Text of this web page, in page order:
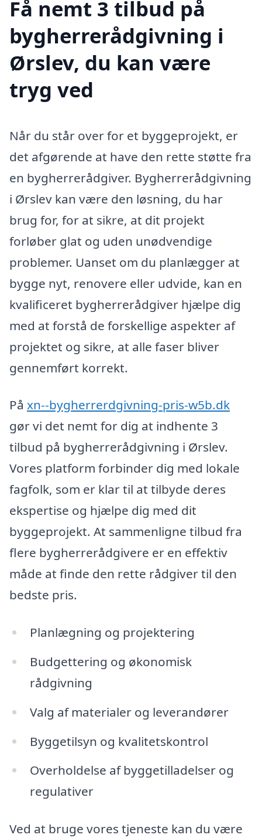
Få nemt 3 tilbud på
bygherrerådgivning i
Ørslev, du kan være
tryg ved
Når du står over for et byggeprojekt, er
det afgørende at have den rette støtte fra
en bygherrerådgiver. Bygherrerådgivning
i Ørslev kan være den løsning, du har
brug for, for at sikre, at dit projekt
forløber glat og uden unødvendige
problemer. Uanset om du planlægger at
bygge nyt, renovere eller udvide, kan en
kvalificeret bygherrerådgiver hjælpe dig
med at forstå de forskellige aspekter af
projektet og sikre, at alle faser bliver
gennemført korrekt.
På xn--bygherrerdgivning-pris-w5b.dk
gør vi det nemt for dig at indhente 3
tilbud på bygherrerådgivning i Ørslev.
Vores platform forbinder dig med lokale
fagfolk, som er klar til at tilbyde deres
ekspertise og hjælpe dig med dit
byggeprojekt. At sammenligne tilbud fra
flere bygherrerådgivere er en effektiv
måde at finde den rette rådgiver til den
bedste pris.
Planlægning og projektering
Budgettering og økonomisk
rådgivning
Valg af materialer og leverandører
Byggetilsyn og kvalitetskontrol
Overholdelse af byggetilladelser og
regulativer
Ved at bruge vores tjeneste kan du være